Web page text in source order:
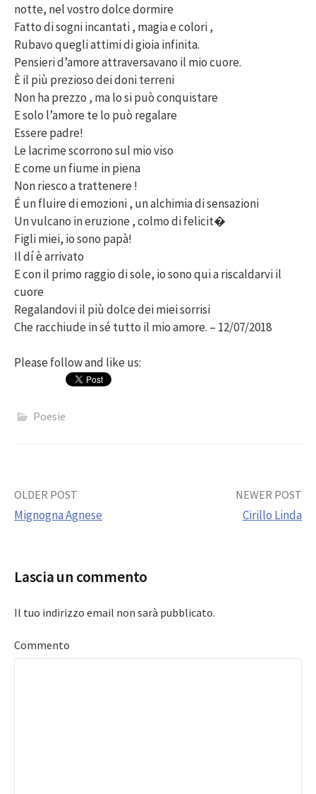
notte, nel vostro dolce dormire
Fatto di sogni incantati , magia e colori ,
Rubavo quegli attimi di gioia infinita.
Pensieri d’amore attraversavano il mio cuore.
È il più prezioso dei doni terreni
Non ha prezzo , ma lo si può conquistare
E solo l’amore te lo può regalare
Essere padre!
Le lacrime scorrono sul mio viso
E come un fiume in piena
Non riesco a trattenere !
É un fluire di emozioni , un alchimia di sensazioni
Un vulcano in eruzione , colmo di felicit�
Figli miei, io sono papà!
Il dí è arrivato
E con il primo raggio di sole, io sono qui a riscaldarvi il
cuore
Regalandovi il più dolce dei miei sorrisi
Che racchiude in sé tutto il mio amore. – 12/07/2018
Please follow and like us:
Poesie
Post
OLDER POST
Mignogna Agnese
NEWER POST
Cirillo Linda
Lascia un commento
Il tuo indirizzo email non sarà pubblicato.
Commento